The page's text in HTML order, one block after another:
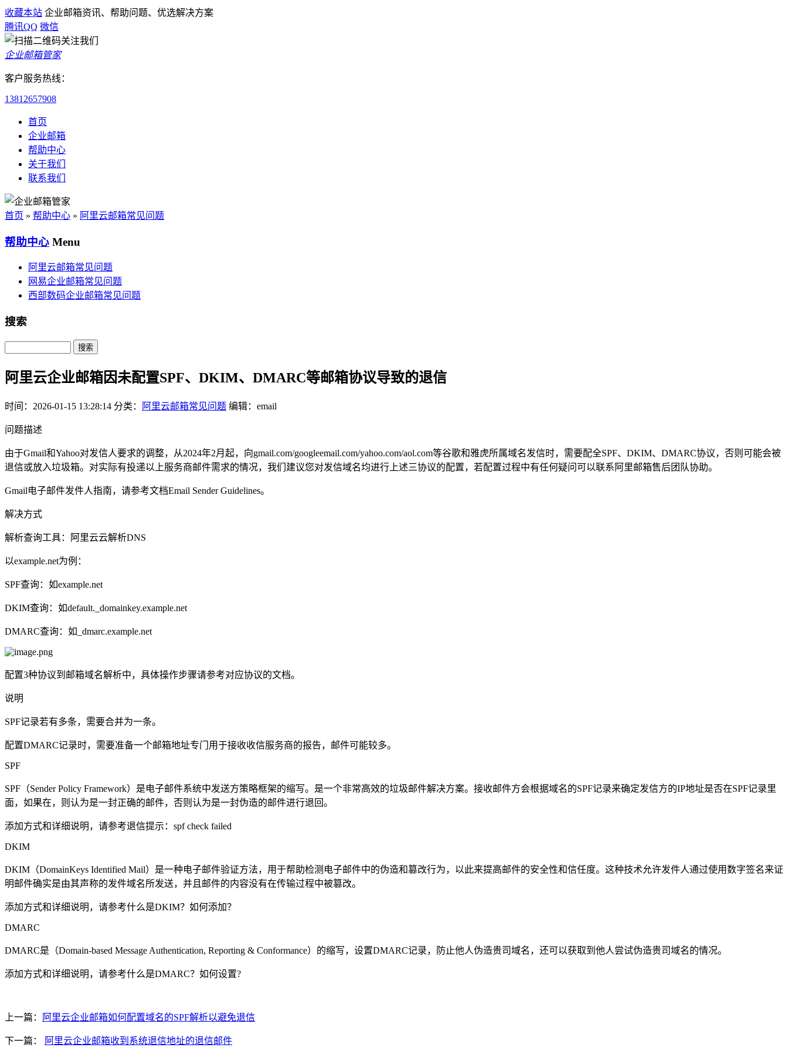
收藏本站 企业邮箱资讯、帮助问题、优选解决方案
腾讯QQ 微信
企业邮箱管家
客户服务热线：
13812657908
首页
企业邮箱
帮助中心
关于我们
联系我们
首页 » 帮助中心 » 阿里云邮箱常见问题
帮助中心 Menu
阿里云邮箱常见问题
网易企业邮箱常见问题
西部数码企业邮箱常见问题
搜索
Search
阿里云企业邮箱因未配置SPF、DKIM、DMARC等邮箱协议导致的退信
时间：2026-01-15 13:28:14 分类： 阿里云邮箱常见问题 编辑：email
问题描述
由于Gmail和Yahoo对发信人要求的调整，从2024年2月起，向gmail.com/googleemail.com/yahoo.com/aol.com等谷歌和雅虎所属域名发信时，需要配全SPF、DKIM、DMARC协议，否则可能会被
退信或放入垃圾箱。对实际有投递以上服务商邮件需求的情况，我们建议您对发信域名均进行上述三协议的配置，若配置过程中有任何疑问可以联系阿里邮箱售后团队协助。
Gmail电子邮件发件人指南，请参考文档Email Sender Guidelines。
解决方式
解析查询工具：阿里云云解析DNS
以example.net为例：
SPF查询：如example.net
DKIM查询：如default._domainkey.example.net
DMARC查询：如_dmarc.example.net
配置3种协议到邮箱域名解析中，具体操作步骤请参考对应协议的文档。
说明
SPF记录若有多条，需要合并为一条。
配置DMARC记录时，需要准备一个邮箱地址专门用于接收收信服务商的报告，邮件可能较多。
SPF
SPF（Sender Policy Framework）是电子邮件系统中发送方策略框架的缩写。是一个非常高效的垃圾邮件解决方案。接收邮件方会根据域名的SPF记录来确定发信方的IP地址是否在SPF记录里
面，如果在，则认为是一封正确的邮件，否则认为是一封伪造的邮件进行退回。
添加方式和详细说明，请参考退信提示：spf check failed
DKIM
DKIM（DomainKeys Identified Mail）是一种电子邮件验证方法，用于帮助检测电子邮件中的伪造和篡改行为，以此来提高邮件的安全性和信任度。这种技术允许发件人通过使用数字签名来证
明邮件确实是由其声称的发件域名所发送，并且邮件的内容没有在传输过程中被篡改。
添加方式和详细说明，请参考什么是DKIM？如何添加？
DMARC
DMARC是（Domain-based Message Authentication, Reporting & Conformance）的缩写，设置DMARC记录，防止他人伪造贵司域名，还可以获取到他人尝试伪造贵司域名的情况。
添加方式和详细说明，请参考什么是DMARC？如何设置?
上一篇： 阿里云企业邮箱如何配置域名的SPF解析以避免退信
下一篇： 阿里云企业邮箱收到系统退信地址的退信邮件